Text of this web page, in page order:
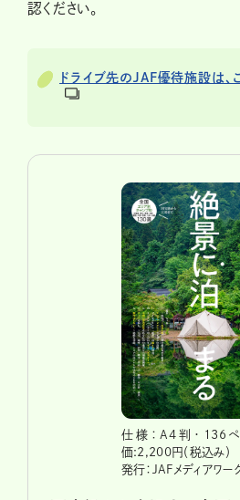
認ください。
ドライブ先のJAF優待施設は、
仕様：A4判・136
価:2,200円（税込み）
発行：JAFメディアワー